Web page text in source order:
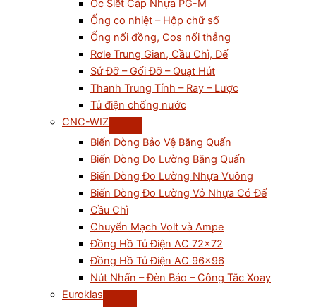
Ốc Siết Cáp Nhựa PG-M
Ống co nhiệt – Hộp chữ số
Ống nối đồng, Cos nối thẳng
Rơle Trung Gian, Cầu Chì, Đế
Sứ Đỡ – Gối Đỡ – Quạt Hút
Thanh Trung Tính – Ray – Lược
Tủ điện chống nước
CNC-WIZ
Biến Dòng Bảo Vệ Băng Quấn
Biến Dòng Đo Lường Băng Quấn
Biến Dòng Đo Lường Nhựa Vuông
Biến Dòng Đo Lường Vỏ Nhựa Có Đế
Cầu Chì
Chuyển Mạch Volt và Ampe
Đồng Hồ Tủ Điện AC 72×72
Đồng Hồ Tủ Điện AC 96×96
Nút Nhấn – Đèn Báo – Công Tắc Xoay
Euroklas